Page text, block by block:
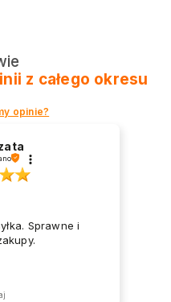
wakacjami, jak
manicure!
z całego okresu
opinie?
Sprawne i